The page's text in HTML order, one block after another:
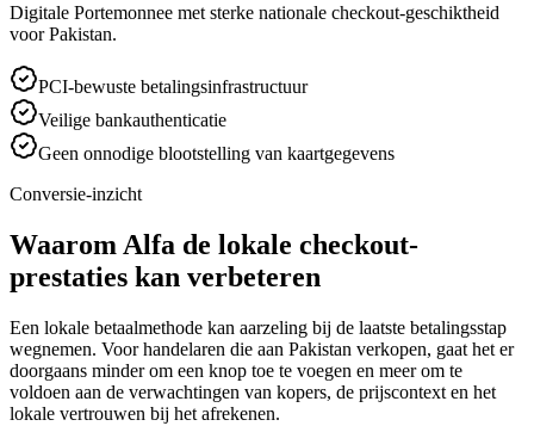
Digitale Portemonnee met sterke nationale checkout-geschiktheid
voor Pakistan.
PCI-bewuste betalingsinfrastructuur
Veilige bankauthenticatie
Geen onnodige blootstelling van kaartgegevens
Conversie-inzicht
Waarom Alfa de lokale checkout-
prestaties kan verbeteren
Een lokale betaalmethode kan aarzeling bij de laatste betalingsstap
wegnemen. Voor handelaren die aan Pakistan verkopen, gaat het er
doorgaans minder om een knop toe te voegen en meer om te
voldoen aan de verwachtingen van kopers, de prijscontext en het
lokale vertrouwen bij het afrekenen.